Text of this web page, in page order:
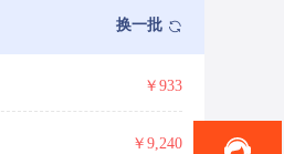
换一批
￥933
￥9,240